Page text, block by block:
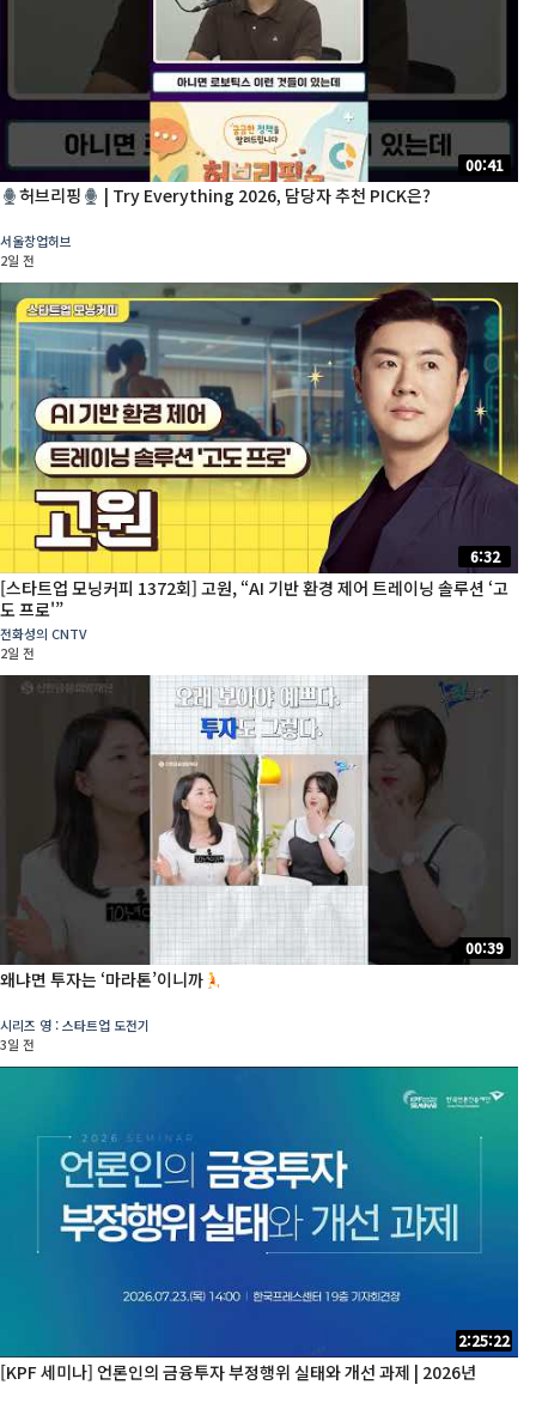
00:41
허브리핑 | Try Everything 2026, 담당자 추천 PICK은?
서울창업허브
2일 전
6:32
[스타트업 모닝커피 1372회] 고원, “AI 기반 환경 제어 트레이닝 솔루션 ‘고
도 프로'”
전화성의 CNTV
2일 전
00:39
왜냐면 투자는 ‘마라톤’이니까
시리즈 영 : 스타트업 도전기
3일 전
2:25:22
[KPF 세미나] 언론인의 금융투자 부정행위 실태와 개선 과제 | 2026년